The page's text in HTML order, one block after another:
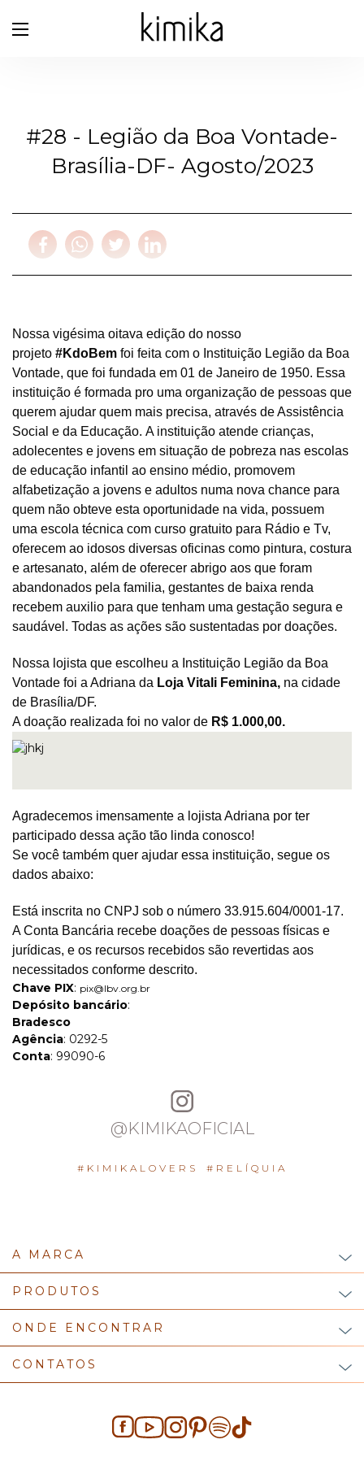
#28 - Legião da Boa Vontade-
Brasília-DF- Agosto/2023
Nossa vigésima oitava edição do nosso
projeto #KdoBem foi feita com o Instituição Legião da Boa
Vontade, que foi fundada em 01 de Janeiro de 1950. Essa
instituição é formada pro uma organização de pessoas que
querem ajudar quem mais precisa, através de Assistência
Social e da Educação. A instituição atende crianças,
adolecentes e jovens em situação de pobreza nas escolas
de educação infantil ao ensino médio, promovem
alfabetização a jovens e adultos numa nova chance para
quem não obteve esta oportunidade na vida, possuem
uma escola técnica com curso gratuito para Rádio e Tv,
oferecem ao idosos diversas oficinas como pintura, costura
e artesanato, além de oferecer abrigo aos que foram
abandonados pela familia, gestantes de baixa renda
recebem auxilio para que tenham uma gestação segura e
saudável. Todas as ações são sustentadas por doações.
Nossa lojista que escolheu a Instituição Legião da Boa
Vontade foi a Adriana da Loja Vitali Feminina, na cidade
de Brasília/DF.
A doação realizada foi no valor de R$ 1.000,00.
Agradecemos imensamente a lojista Adriana por ter
participado dessa ação tão linda conosco!
Se você também quer ajudar essa instituição, segue os
dados abaixo:
Está inscrita no CNPJ sob o número 33.915.604/0001-17.
A Conta Bancária recebe doações de pessoas físicas e
jurídicas, e os recursos recebidos são revertidas aos
necessitados conforme descrito.
Chave PIX: pix@lbv.org.br
Depósito bancário:
Bradesco
Agência: 0292-5
Conta: 99090-6
@KIMIKAOFICIAL
#KIMIKALOVERS #RELÍQUIA
A MARCA
PRODUTOS
ONDE ENCONTRAR
CONTATOS